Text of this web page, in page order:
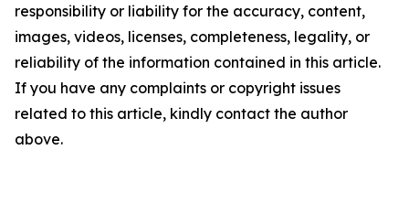
responsibility or liability for the accuracy, content,
images, videos, licenses, completeness, legality, or
reliability of the information contained in this article.
If you have any complaints or copyright issues
related to this article, kindly contact the author
above.